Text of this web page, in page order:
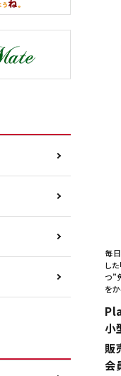
毎
し
つ”
を
小
販
会